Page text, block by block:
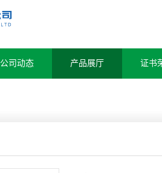
公司动态 产品展厅 证书